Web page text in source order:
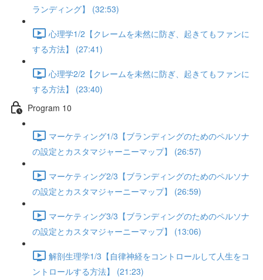
ランディング】 (32:53)
心理学1/2【クレームを未然に防ぎ、起きてもファンに
する方法】 (27:41)
心理学2/2【クレームを未然に防ぎ、起きてもファンに
する方法】 (23:40)
Program 10
マーケティング1/3【ブランディングのためのペルソナ
の設定とカスタマジャーニーマップ】 (26:57)
マーケティング2/3【ブランディングのためのペルソナ
の設定とカスタマジャーニーマップ】 (26:59)
マーケティング3/3【ブランディングのためのペルソナ
の設定とカスタマジャーニーマップ】 (13:06)
解剖生理学1/3【自律神経をコントロールして人生をコ
ントロールする方法】 (21:23)